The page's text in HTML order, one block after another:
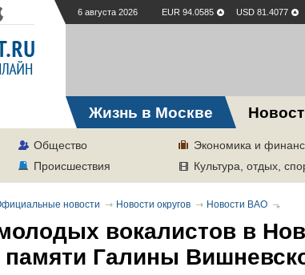
6 августа 2026 EUR 94.0585 USD 81.4077
Жизнь в Москве
Общество Экономика и
Происшествия Культура, отдых,
новости Новости округов Новости ВАО
вокалистов в
памяти Галины